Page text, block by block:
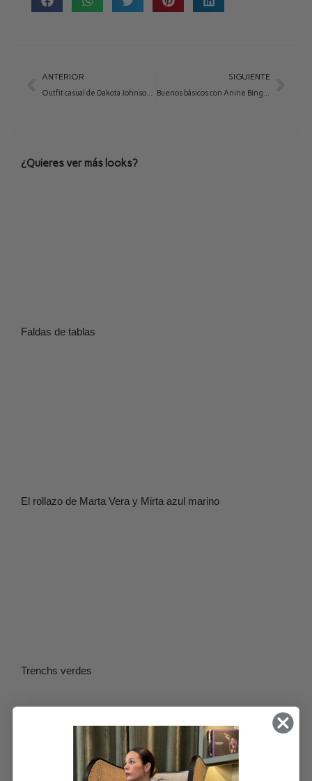
ANTERIOR
Outfit casual de Dakota Johnson con Portia rojo
SIGUIENTE
Buenos básicos con Anine Bing y Pipa beige
¿Quieres ver más looks?
Faldas de tablas
El rollazo de Marta Vera y Mirta azul marino
Trenchs verdes